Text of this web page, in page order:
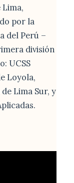
por la
del Perú –
división
UCSS
Loyola,
Lima Sur, y